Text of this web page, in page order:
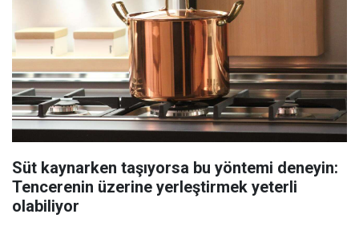
Süt kaynarken taşıyorsa bu yöntemi deneyin:
Tencerenin üzerine yerleştirmek yeterli
olabiliyor